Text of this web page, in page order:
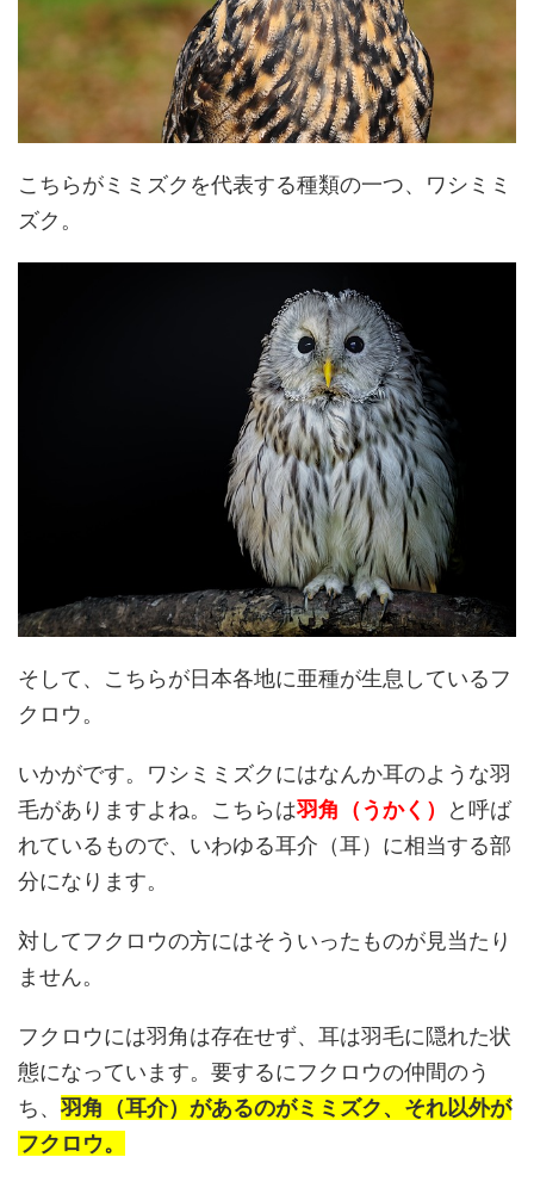
こちらがミミズクを代表する種類の一つ、ワシミミ
ズク。
そして、こちらが日本各地に亜種が生息しているフ
クロウ。
いかがです。ワシミミズクにはなんか耳のような羽
毛がありますよね。こちらは羽角（うかく）
と呼ば
れているもので、いわゆる耳介（耳）に相当する部
分になります。
対してフクロウの方にはそういったものが見当たり
ません。
フクロウには羽角は存在せず、耳は羽毛に隠れた状
態になっています。要するにフクロウの仲間のう
ち、 羽角（耳介）があるのがミミズク、それ以外が
フクロウ。